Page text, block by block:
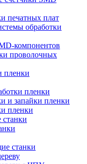
печатных плат
обработки
компонентов
проволочных
пленки
пленки
и запайки пленки
пленки
станки